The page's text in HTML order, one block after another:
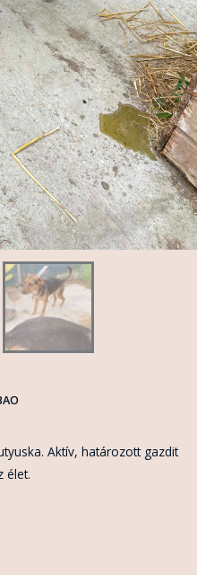
Aktív, határozott gazdit
élet.